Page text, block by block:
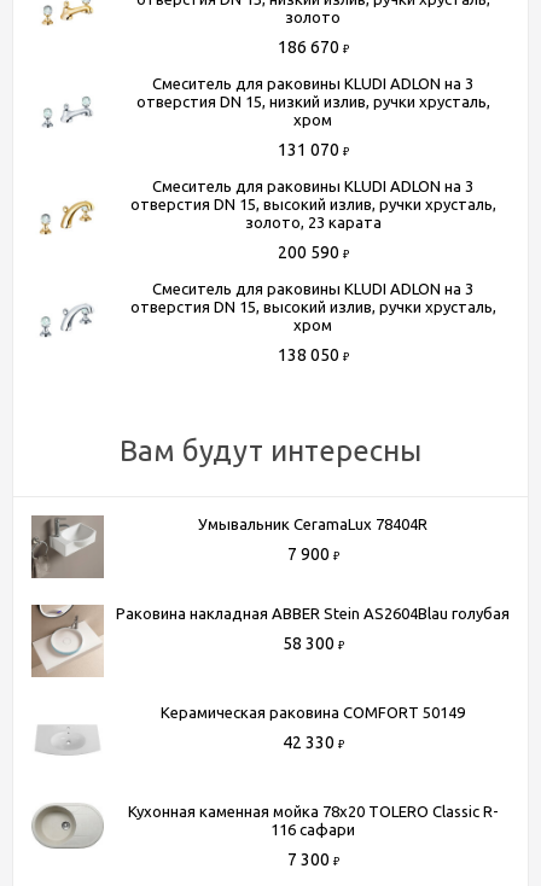
- Самовывоз из шоу-рума по адресу Киевское шоссе, 500
метров от МКАД. БП "Румянцево", корпус В, этаж 2,
доставки рассчитывается менеджером после оформления
заказа)
- Доставка до терминала любой транспортной компании
(для всей России)
Более подробную информацию вы можете получить по
или+7 (964) 645-17-27
золото
186 670 ₽
Смеситель для раковины KLUDI ADLON на 3
отверстия DN 15, низкий излив, ручки хрусталь,
хром
131 070 ₽
Смеситель для раковины KLUDI ADLON на 3
отверстия DN 15, высокий излив, ручки хрусталь,
золото, 23 карата
200 590 ₽
Смеситель для раковины KLUDI ADLON на 3
отверстия DN 15, высокий излив, ручки хрусталь,
хром
138 050 ₽
Вам будут интересны
Умывальник CeramaLux 78404R
7 900 ₽
Раковина накладная ABBER Stein AS2604Blau голубая
58 300 ₽
Керамическая раковина COMFORT 50149
42 330 ₽
Кухонная каменная мойка 78x20 TOLERO Classic R-
116 сафари
7 300 ₽